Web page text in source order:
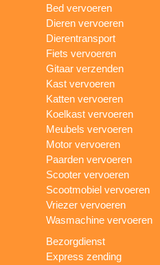
Bed vervoeren
Dieren vervoeren
Dierentransport
Fiets vervoeren
Gitaar verzenden
Kast vervoeren
Katten vervoeren
Koelkast vervoeren
Meubels vervoeren
Motor vervoeren
Paarden vervoeren
Scooter vervoeren
Scootmobiel vervoeren
Vriezer vervoeren
Wasmachine vervoeren
Bezorgdienst
Express zending